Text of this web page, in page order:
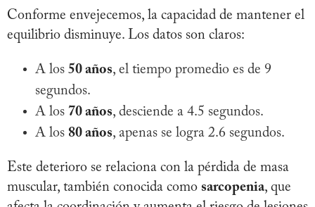
Conforme envejecemos, la capacidad de mantener el
equilibrio disminuye. Los datos son claros:
A los 50 años, el tiempo promedio es de 9
segundos.
A los 70 años, desciende a 4.5 segundos.
A los 80 años, apenas se logra 2.6 segundos.
Este deterioro se relaciona con la pérdida de masa
muscular, también conocida como sarcopenia, que